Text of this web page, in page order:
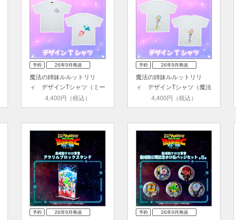
魔法の姉妹ルルットリリ
ィ デザインTシャツ（ミー
ター／…4,400円（税込）
魔法の姉妹ルルットリリ
ィ デザインTシャツ（魔法
のステ…4,400円（税込）